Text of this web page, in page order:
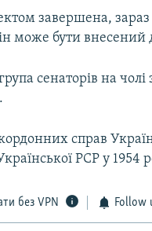
завершена, зараз
може бути
сенаторів на чолі
справ
РСР у
без VPN Follow